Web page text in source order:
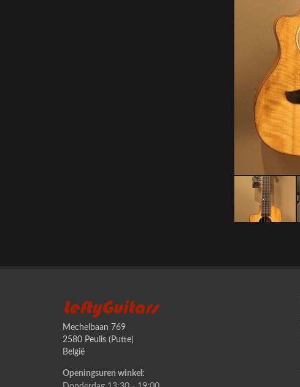
LeftyGuitars
Mechelbaan 769
2580 Peulis (Putte)
België
Openingsuren winkel: